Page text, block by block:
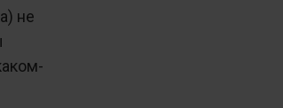
не